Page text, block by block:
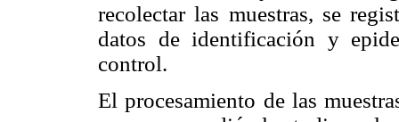
recolectar las muestras, se
datos de identificación y
control.
El procesamiento de las